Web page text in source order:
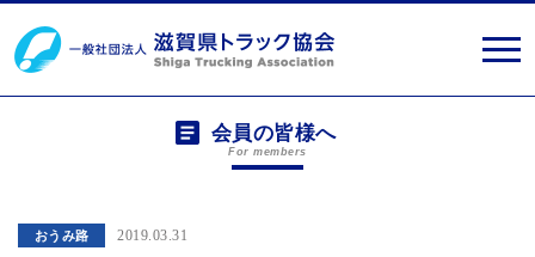
会員の皆様へ
For members
おうみ路 2019.03.31